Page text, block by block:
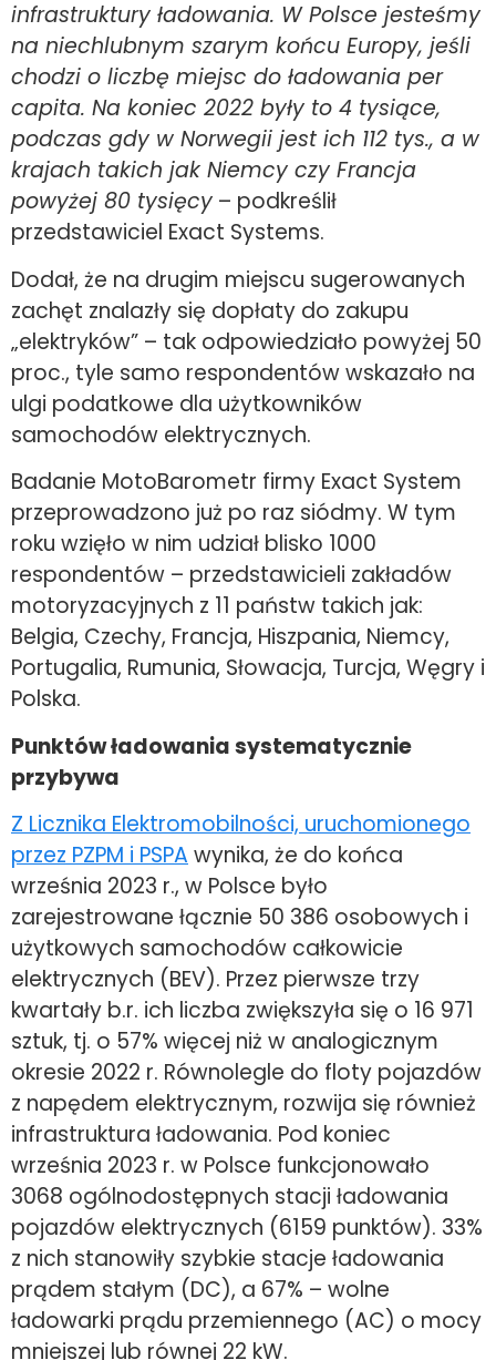
infrastruktury ładowania. W Polsce jesteśmy
na niechlubnym szarym końcu Europy, jeśli
chodzi o liczbę miejsc do ładowania per
capita. Na koniec 2022 były to 4 tysiące,
podczas gdy w Norwegii jest ich 112 tys., a w
krajach takich jak Niemcy czy Francja
powyżej 80 tysięcy – podkreślił
przedstawiciel Exact Systems.
Dodał, że na drugim miejscu sugerowanych
zachęt znalazły się dopłaty do zakupu
„elektryków” – tak odpowiedziało powyżej 50
proc., tyle samo respondentów wskazało na
ulgi podatkowe dla użytkowników
samochodów elektrycznych.
Badanie MotoBarometr firmy Exact System
przeprowadzono już po raz siódmy. W tym
roku wzięło w nim udział blisko 1000
respondentów – przedstawicieli zakładów
motoryzacyjnych z 11 państw takich jak:
Belgia, Czechy, Francja, Hiszpania, Niemcy,
Portugalia, Rumunia, Słowacja, Turcja, Węgry i
Polska.
Punktów ładowania systematycznie
przybywa
Z Licznika Elektromobilności, uruchomionego
przez PZPM i PSPA wynika, że do końca
września 2023 r., w Polsce było
zarejestrowane łącznie 50 386 osobowych i
użytkowych samochodów całkowicie
elektrycznych (BEV). Przez pierwsze trzy
kwartały b.r. ich liczba zwiększyła się o 16 971
sztuk, tj. o 57% więcej niż w analogicznym
okresie 2022 r. Równolegle do floty pojazdów
z napędem elektrycznym, rozwija się również
infrastruktura ładowania. Pod koniec
września 2023 r. w Polsce funkcjonowało
3068 ogólnodostępnych stacji ładowania
pojazdów elektrycznych (6159 punktów). 33%
z nich stanowiły szybkie stacje ładowania
prądem stałym (DC), a 67% – wolne
ładowarki prądu przemiennego (AC) o mocy
mniejszej lub równej 22 kW.